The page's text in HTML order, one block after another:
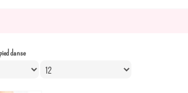
danse